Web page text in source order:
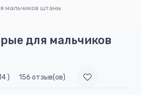
мальчиков штаны
для мальчиков
) 156 отзыв(ов)